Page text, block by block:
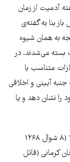
به گفته آدمیت از زمان
[۴] با این حال باز بنا به گفته‌ی
به همان شیوه
بسته می‌شدند. در
متناسب با
آیینی و اخلاقی
نشان دهد و یا
رجالی بین ترور نافرجام ناصرالدین شاه در سال ۱۸۵۲ (۸ شوال ۱۲۶۸
کرمانی (قاتل